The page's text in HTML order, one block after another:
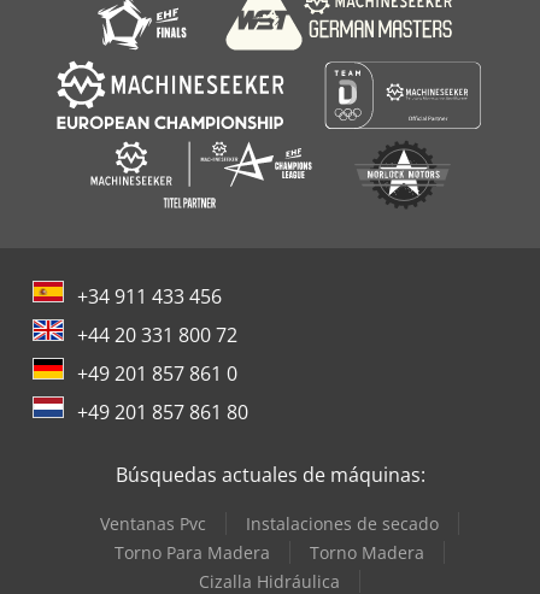
+34 911 433 456
+44 20 331 800 72
+49 201 857 861 0
+49 201 857 861 80
Búsquedas actuales de máquinas:
Ventanas Pvc
Instalaciones de secado
Torno Para Madera
Torno Madera
Cizalla Hidráulica